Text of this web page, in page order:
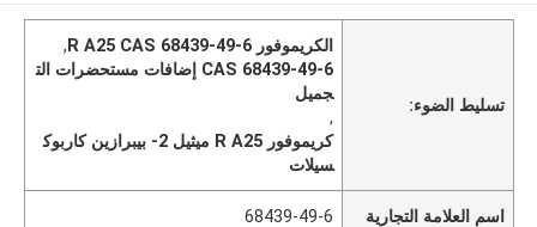
تسليط الضوء:
الكريموفور R A25 CAS 68439-49-6
,
CAS 68439-49-6 إضافات مستحضرات الت
جميل
,
كريموفور R A25 ميثيل 2- بيبرازين كاربوك
سيلات
اسم العلامة التجارية 68439-49-6